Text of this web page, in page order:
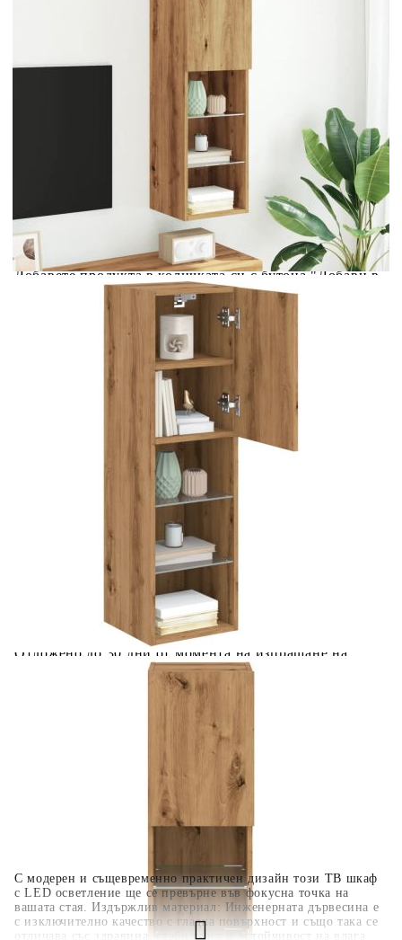
С модерен и същевременно практичен дизайн този ТВ шкаф
с LED осветление ще се превърне във фокусна точка на
вашата стая. Издържлив материал: Инженерната дървесина е
с изключително качество с гладка повърхност и също така се
отличава със здравина, стабилност и устойчивост на влага.
ТВ шкаф с LED осветление, дъб артизан, 30,5x30x102
Please select credit institution
Цена на продукта:
€71.00
Extraction of information from credit institutions
Предоставената таблица е с информационна цел.
Добавете продукта в количката си с бутона "Добави в
количката" и при поръчка ще можете да изберете броя
Acest tabel are caracter informativ. Adăugați produsul în
coșul de cumpărături unde veți putea selecta detaliile
cererii de creditare.
Предоставената таблица е с информационна цел.
Добавете продукта в количката си с бутона "Добави в
количката" и при поръчка ще можете да изберете броя
вноски на кредита.
Предоставената таблица е с информационна цел.
Добавете продукта в количката си с бутона "Добави в
количката" и при поръчка ще можете да изберете броя
вноски на кредита.
Предоставената таблица е с информационна цел.
Добавете продукта в количката си с бутона "Добави в
количката" и при поръчка ще можете да изберете броя
Предоставената таблица е с информационна цел.
Добавете продукта в количката си с бутона "Добави в
количката" и при поръчка ще можете да изберете броя
вноски на кредита.
Когато плащате с NewPay, всъщност NewPay плаща
поръчката Ви вместо Вас. Вие я получавате и
разполагате с три начина да я платите към тях:
Отложено до 30 дни от момента на изпращане на
поръчката без оскъпяване. За покупки на стойност до
Плащане на 4 вноски. Заплащате 20% от стойността на
поръчката си на момента с карта. Останалата сума се
разделя на 3 равни месечни вноски без оскъпяване. За
покупки на стойност до 1000 лв. / €511.31
Плащане на 6 вноски. Стойността на поръчката се
разпределя в 6 равни месечни вноски с оскъпяване. За
покупки на стойност до 2000 лв. / €1022.61